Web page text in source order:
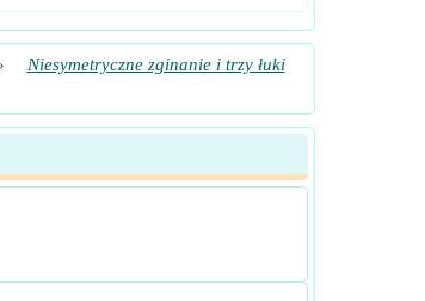
Niesymetryczne zginanie i trzy łuki